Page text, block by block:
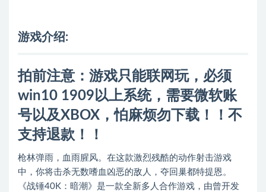
游戏介绍:
拍前注意：游戏只能联网玩，必须
win10 1909以上系统，需要微软账
号以及XBOX，怕麻烦勿下载！！不
支持退款！！
枪林弹雨，血雨腥风。在这款激烈残酷的动作射击游戏
中，你将击杀无数嗜血凶恶的敌人，夺回巢都特提恩。
《战锤40K：暗潮》是一款全新多人合作游戏，由曾开发